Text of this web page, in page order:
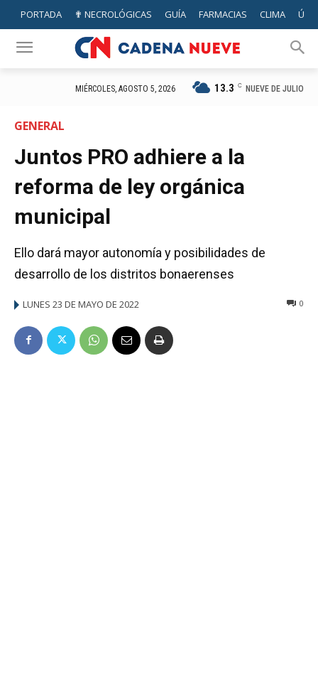
PORTADA ✟ NECROLÓGICAS GUÍA FARMACIAS CLIMA
MIÉRCOLES, AGOSTO 5, 2026 13.3 C NUEVE DE JULIO
GENERAL
Juntos PRO adhiere a la
reforma de ley orgánica
municipal
Ello dará mayor autonomía y posibilidades de
desarrollo de los distritos bonaerenses
LUNES 23 DE MAYO DE 2022 0